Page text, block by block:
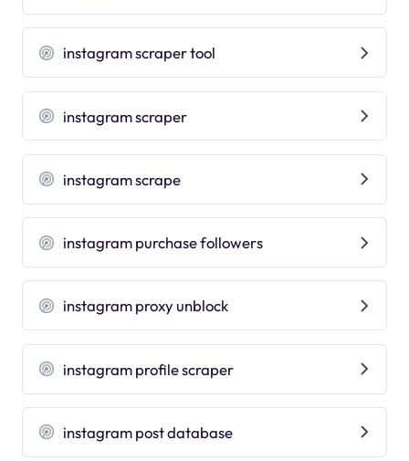
instagram scraper tool
instagram scraper
instagram scrape
instagram purchase followers
instagram proxy unblock
instagram profile scraper
instagram post database